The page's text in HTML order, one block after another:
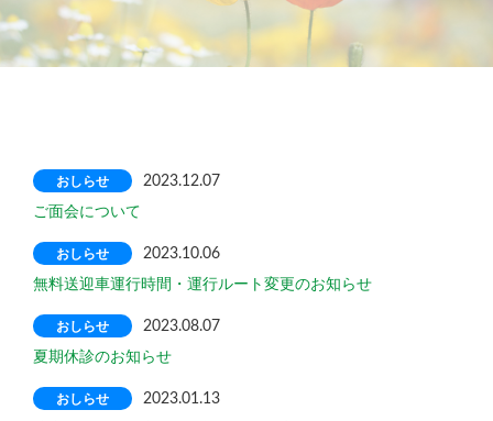
ご案内
患者さまへ
採用情報
お問合せ
おしらせ
2023.12.07
ご面会について
おしらせ
2023.10.06
無料送迎車運行時間・運行ルート変更のお知らせ
おしらせ
2023.08.07
夏期休診のお知らせ
おしらせ
2023.01.13